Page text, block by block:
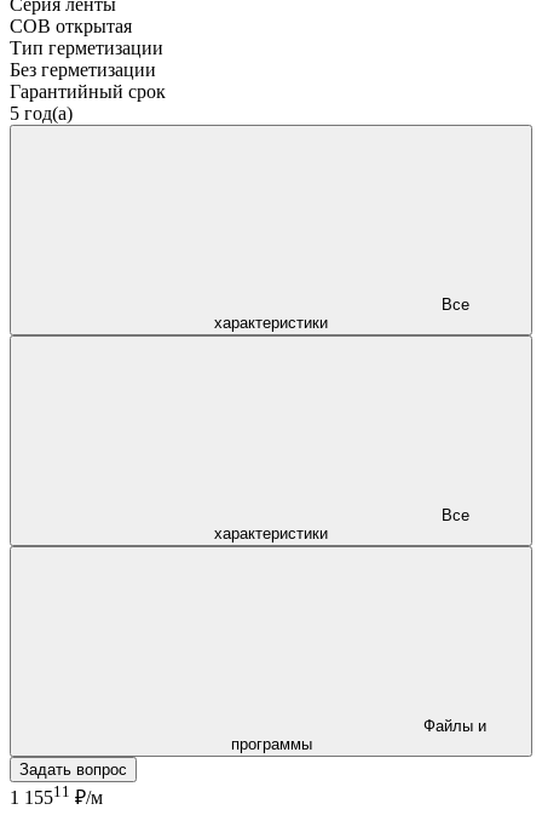
COB открытая
Тип герметизации
Без герметизации
Гарантийный срок
5 год(а)
характеристики
характеристики
программы
Задать вопрос
1 15511 ₽/м